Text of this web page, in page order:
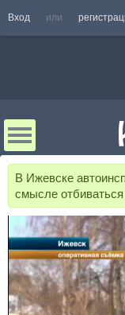
Вход или
В Ижевске
смысле